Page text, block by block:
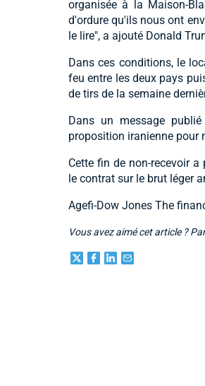
organisée à la Maison-
d'ordure qu'ils nous ont
le lire", a ajouté Donald
Dans ces conditions, le
feu entre les deux pays
de tirs de la semaine
Dans un message
proposition iranienne pour
Cette fin de non-recevoir
le contrat sur le brut léger
Agefi-Dow Jones The
Vous avez aimé cet article ?